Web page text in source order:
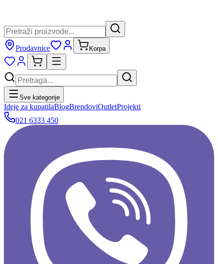
Prodavnice Korpa
Sve kategorije
Ideje za kupatilaBlogBrendoviOutletProjekti
021 6333 450